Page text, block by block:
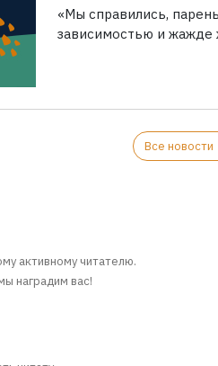
«Мы справились,
зависимостью и жажде
Все новости
активному читателю.
наградим вас!